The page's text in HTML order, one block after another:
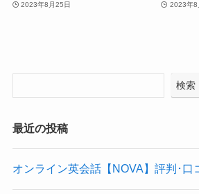
2023年8月25日 2023年8
検索
最近の投稿
オンライン英会話【NOVA】評判･口